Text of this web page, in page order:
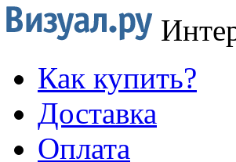
Как купить?
Доставка
Оплата